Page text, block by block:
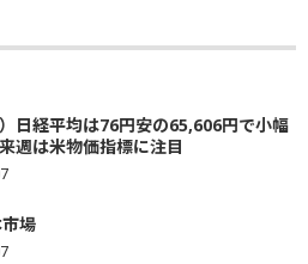
）日経平均は76円安の65,606円で小幅
週は米物価指標に注目
場